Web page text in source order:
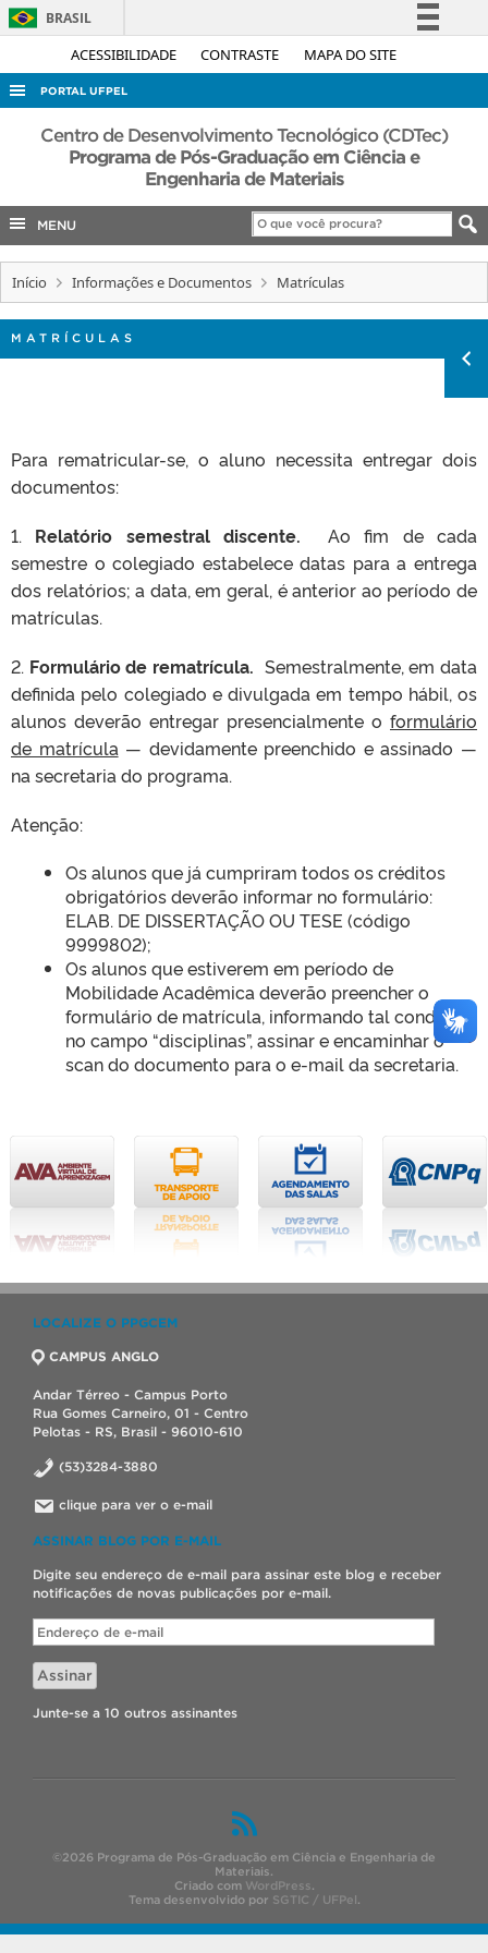
ACESSIBILIDADE CONTRASTE MAPA DO SITE
BRASIL
Simplifique!
Acesso à informação
Legislação
Canais
PORTAL UFPEL
ACESSO À INFORMAÇÃO
AUDITORIA
EDITAIS
Centro de Desenvolvimento Tecnológico (CDTec)
Programa de Pós-Graduação em Ciência e
Engenharia de Materiais
MENU
Início Informações e Documentos Matrículas
MATRÍCULAS
Para rematricular-se, o aluno necessita entregar dois
documentos:
1. Relatório semestral discente.
Ao fim de cada
semestre o colegiado estabelece datas para a entrega
dos relatórios; a data, em geral, é anterior ao período de
matrículas.
2. Formulário de rematrícula. Semestralmente, em data
definida pelo colegiado e divulgada em tempo hábil, os
alunos deverão entregar presencialmente o formulário
de matrícula — devidamente preenchido e assinado —
na secretaria do programa.
Atenção:
Os alunos que já cumpriram todos os créditos
obrigatórios deverão informar no formulário:
ELAB. DE DISSERTAÇÃO OU TESE (código
9999802);
Os alunos que estiverem em período de
Mobilidade Acadêmica deverão preencher o
formulário de matrícula, informando tal condição
no campo “disciplinas”, assinar e encaminhar o
scan do documento para o e-mail da secretaria.
LOCALIZE O PPGCEM
CAMPUS ANGLO
Andar Térreo - Campus Porto
Rua Gomes Carneiro, 01 - Centro
Pelotas - RS, Brasil - 96010-610
(53)3284-3880
clique para ver o e-mail
ASSINAR BLOG POR E-MAIL
Digite seu endereço de e-mail para assinar este blog e receber
notificações de novas publicações por e-mail.
Endereço
de
e-
mail
Assinar
Junte-se a 10 outros assinantes
©2026 Programa de Pós-Graduação em Ciência e Engenharia de
Materiais.
Criado com WordPress.
Tema desenvolvido por SGTIC / UFPel.